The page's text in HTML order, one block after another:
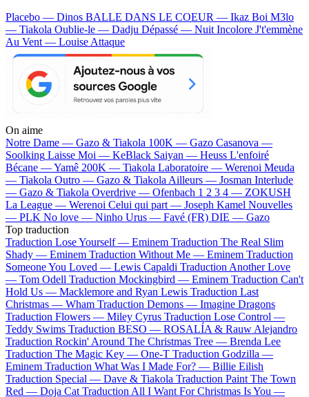
Placebo — Dinos BALLE DANS LE COEUR — Ikaz Boi M3lo
— Tiakola Oublie-le — Dadju Dépassé — Nuit Incolore J't'emmène
Au Vent — Louise Attaque
On aime
Notre Dame — Gazo & Tiakola 100K — Gazo Casanova —
Soolking Laisse Moi — KeBlack Saiyan — Heuss L'enfoiré
Bécane —Yamê 200K — Tiakola Laboratoire — Werenoi Meuda
— Tiakola Outro — Gazo & Tiakola Ailleurs — Josman Interlude
— Gazo & Tiakola Overdrive — Ofenbach 1 2 3 4 — ZOKUSH
La League — Werenoi Celui qui part — Joseph Kamel Nouvelles
— PLK No love — Ninho Urus — Favé (FR) DIE — Gazo
Top traduction
Traduction Lose Yourself — Eminem Traduction The Real Slim
Shady — Eminem Traduction Without Me — Eminem Traduction
Someone You Loved — Lewis Capaldi Traduction Another Love
— Tom Odell Traduction Mockingbird — Eminem Traduction Can't
Hold Us — Macklemore and Ryan Lewis Traduction Last
Christmas — Wham Traduction Demons — Imagine Dragons
Traduction Flowers — Miley Cyrus Traduction Lose Control —
Teddy Swims Traduction BESO — ROSALÍA & Rauw Alejandro
Traduction Rockin' Around The Christmas Tree — Brenda Lee
Traduction The Magic Key — One-T Traduction Godzilla —
Eminem Traduction What Was I Made For? — Billie Eilish
Traduction Special — Dave & Tiakola Traduction Paint The Town
Red — Doja Cat Traduction All I Want For Christmas Is You —